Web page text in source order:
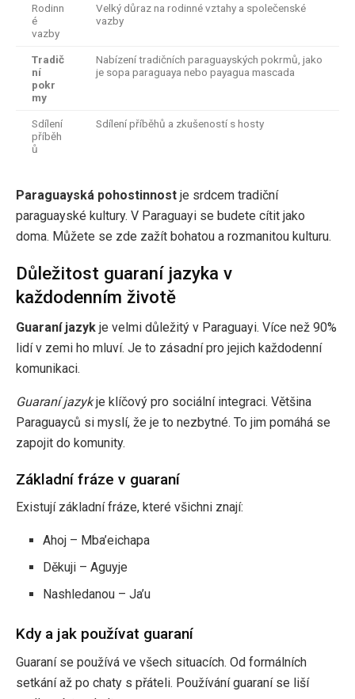
Rodinn
é
vazby
Velký důraz na rodinné vztahy a společenské
vazby
Tradič
ní
pokr
my
Nabízení tradičních paraguayských pokrmů, jako
je sopa paraguaya nebo payagua mascada
Sdílení
příběh
ů
Sdílení příběhů a zkušeností s hosty
Paraguayská pohostinnost je srdcem tradiční
paraguayské kultury. V Paraguayi se budete cítit jako
doma. Můžete se zde zažít bohatou a rozmanitou kulturu.
Důležitost guaraní jazyka v
každodenním životě
Guaraní jazyk je velmi důležitý v Paraguayi. Více než 90%
lidí v zemi ho mluví. Je to zásadní pro jejich každodenní
komunikaci.
Guaraní jazykje klíčový pro sociální integraci. Většina
Paraguayců si myslí, že je to nezbytné. To jim pomáhá se
zapojit do komunity.
Základní fráze v guaraní
Existují základní fráze, které všichni znají:
Ahoj – Mba’eichapa
Děkuji – Aguyje
Nashledanou – Ja’u
Kdy a jak používat guaraní
Guaraní se používá ve všech situacích. Od formálních
setkání až po chaty s přáteli. Používání guaraní se liší